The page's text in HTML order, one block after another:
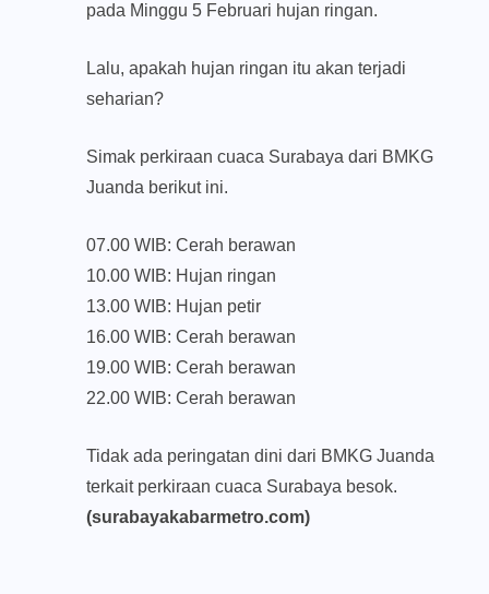
pada Minggu 5 Februari hujan ringan.
Lalu, apakah hujan ringan itu akan terjadi
seharian?
Simak perkiraan cuaca Surabaya dari BMKG
Juanda berikut ini.
07.00 WIB: Cerah berawan
10.00 WIB: Hujan ringan
13.00 WIB: Hujan petir
16.00 WIB: Cerah berawan
19.00 WIB: Cerah berawan
22.00 WIB: Cerah berawan
Tidak ada peringatan dini dari BMKG Juanda
terkait perkiraan cuaca Surabaya besok.
(surabayakabarmetro.com)